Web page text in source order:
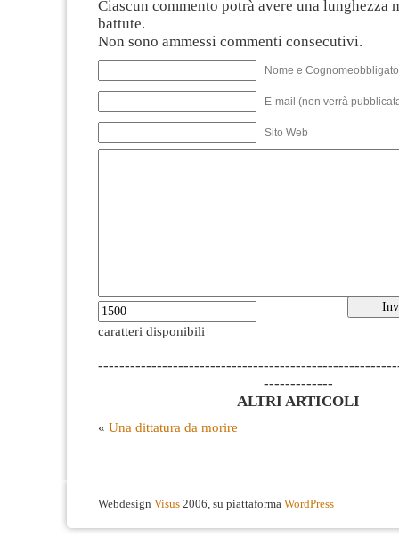
Ciascun commento potrà avere una lunghezza
battute.
Non sono ammessi commenti consecutivi.
Nome e
E-mail (non verrà
Sito Web
caratteri disponibili
-------------
ALTRI ARTICOLI
« Una dittatura da morire
Webdesign Visus 2006, su piattaforma WordPress